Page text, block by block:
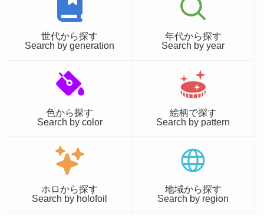
世代から探す
Search by generation
年代から探す
Search by year
色から探す
Search by color
絵柄で探す
Search by pattern
ホロから探す
Search by holofoil
地域から探す
Search by region